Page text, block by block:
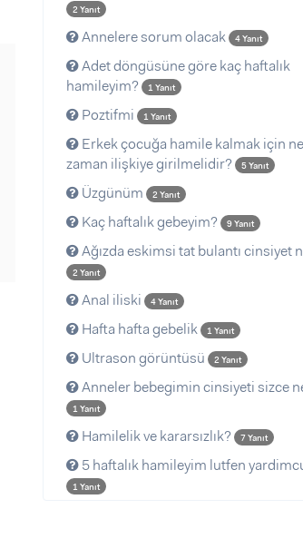
2 Yanıt
Annelere sorum olacak 4 Yanıt
Adet döngüsüne göre kaç haftalık
hamileyim?
1 Yanıt
Poztifmi 1 Yanıt
Erkek çocuğa hamile kalmak için ne
zaman ilişkiye girilmelidir?
5 Yanıt
Üzgünüm 2 Yanıt
Kaç haftalık gebeyim? 9 Yanıt
Ağızda eskimsi tat bulantı cinsiyet
2 Yanıt
Anal iliski 4 Yanıt
Hafta hafta gebelik 1 Yanıt
Ultrason görüntüsü 2 Yanıt
Anneler bebegimin cinsiyeti sizce
1 Yanıt
Hamilelik ve kararsızlık? 7 Yanıt
5 haftalık hamileyim lutfen
1 Yanıt